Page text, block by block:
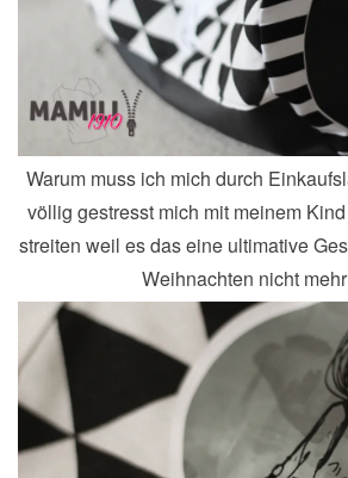
Warum muss ich mich durch
völlig gestresst mich mit meinem
streiten weil es das eine ultimative
Weihnachten nicht